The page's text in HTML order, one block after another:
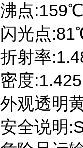
沸点:159℃
闪光点
折射率
密度:1.425
外观透明
安全说明